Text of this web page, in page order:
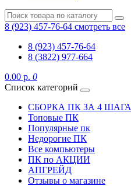
8 (923) 457-76-64 смотреть все
8 (923) 457-76-64
8 (3822) 977-664
0.00 р. 0
Список категорий
СБОРКА ПК ЗА 4 ШАГА
Топовые ПК
Популярные пк
Недорогие ПК
Все компьютеры
ПК по АКЦИИ
АПГРЕЙД
Отзывы о магазине